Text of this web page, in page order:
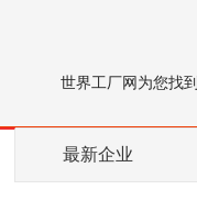
世界工厂网为您找到
最新企业